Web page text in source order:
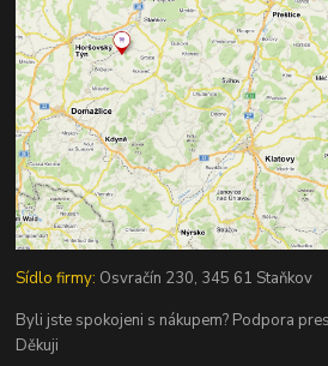
Sídlo firmy: Osvračín 230, 345 61 Staňkov
Byli jste spokojeni s nákupem? Podpora
Děkuji